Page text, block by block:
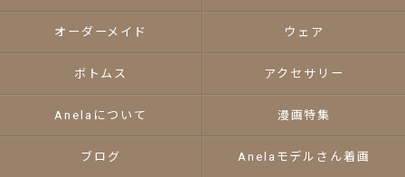
オーダーメイド ウェア
ボトムス アクセサリー
Anelaについて 漫画特集
ブログ Anelaモデルさん着画